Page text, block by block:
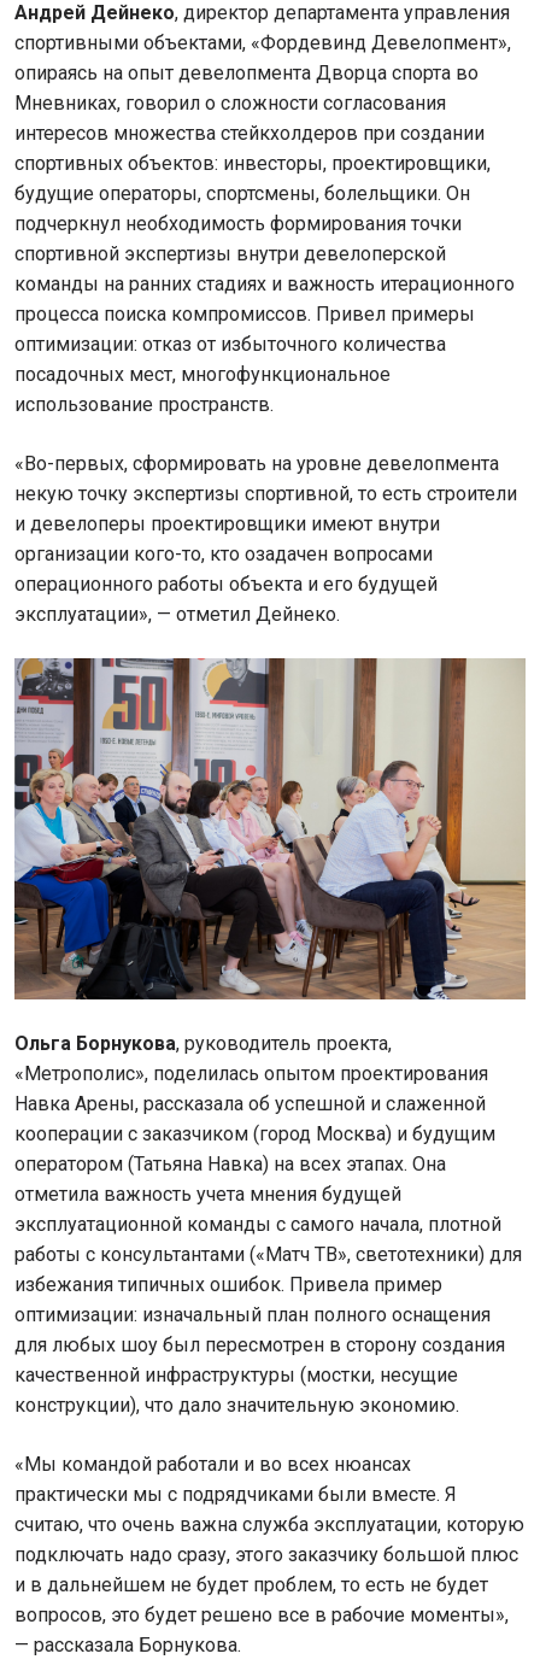
Андрей Дейнеко, директор департамента управления
спортивными объектами, «Фордевинд Девелопмент»,
опираясь на опыт девелопмента Дворца спорта во
Мневниках, говорил о сложности согласования
интересов множества стейкхолдеров при создании
спортивных объектов: инвесторы, проектировщики,
будущие операторы, спортсмены, болельщики. Он
подчеркнул необходимость формирования точки
спортивной экспертизы внутри девелоперской
команды на ранних стадиях и важность итерационного
процесса поиска компромиссов. Привел примеры
оптимизации: отказ от избыточного количества
посадочных мест, многофункциональное
использование пространств.
«Во-первых, сформировать на уровне девелопмента
некую точку экспертизы спортивной, то есть строители
и девелоперы проектировщики имеют внутри
организации кого-то, кто озадачен вопросами
операционного работы объекта и его будущей
эксплуатации», — отметил Дейнеко.
Ольга Борнукова, руководитель проекта,
«Метрополис», поделилась опытом проектирования
Навка Арены, рассказала об успешной и слаженной
кооперации с заказчиком (город Москва) и будущим
оператором (Татьяна Навка) на всех этапах. Она
отметила важность учета мнения будущей
эксплуатационной команды с самого начала, плотной
работы с консультантами («Матч ТВ», светотехники) для
избежания типичных ошибок. Привела пример
оптимизации: изначальный план полного оснащения
для любых шоу был пересмотрен в сторону создания
качественной инфраструктуры (мостки, несущие
конструкции), что дало значительную экономию.
«Мы командой работали и во всех нюансах
практически мы с подрядчиками были вместе. Я
считаю, что очень важна служба эксплуатации, которую
подключать надо сразу, этого заказчику большой плюс
и в дальнейшем не будет проблем, то есть не будет
вопросов, это будет решено все в рабочие моменты»,
— рассказала Борнукова.